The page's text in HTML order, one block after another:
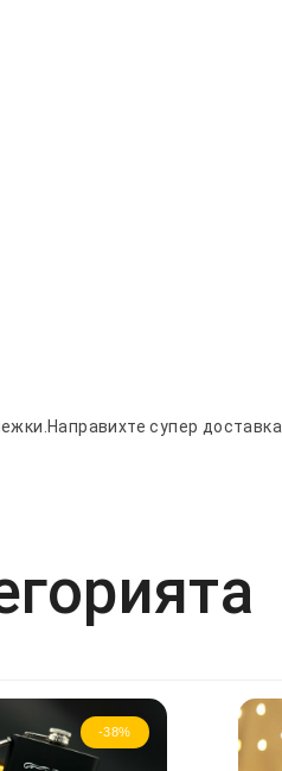
супер доставка
-38%